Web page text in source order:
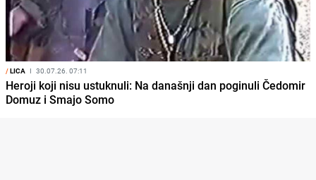
/LICA I 30.07.26. 07:11
Heroji koji nisu ustuknuli: Na današnji dan poginuli Čedomir
Domuz i Smajo Somo